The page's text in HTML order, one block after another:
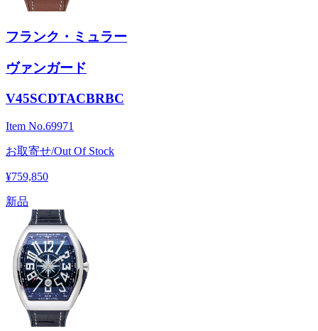
フランク・ミュラー
ヴァンガード
V45SCDTACBRBC
Item No.69971
お取寄せ/Out Of Stock
¥759,850
新品